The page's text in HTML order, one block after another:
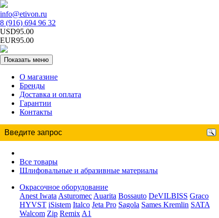
info@etivon.ru
8 (916) 694 96 32
USD95.00
EUR95.00
Показать меню
О магазине
Бренды
Доставка и оплата
Гарантии
Контакты
Все товары
Шлифовальные и абразивные материалы
Окрасочное оборудование
Anest Iwata Asturomec Auarita Bossauto DeVILBISS Graco
HYVST iSistem Italco Jeta Pro Sagola Sames Kremlin SATA
Walcom Zip Remix A1